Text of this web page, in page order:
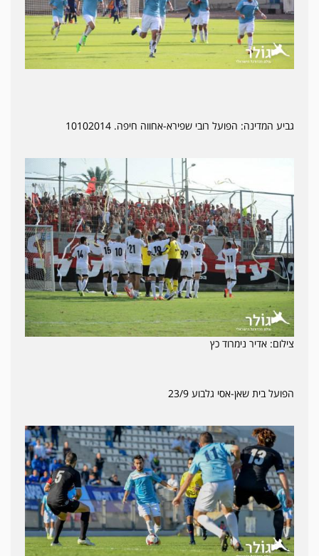
גביע המדינה: הפועל רובי שפירא-אחווה חיפה. 10102014
צילום: אדיר נימרוד כץ
הפועל בית שאן-אסי גלבוע 23/9